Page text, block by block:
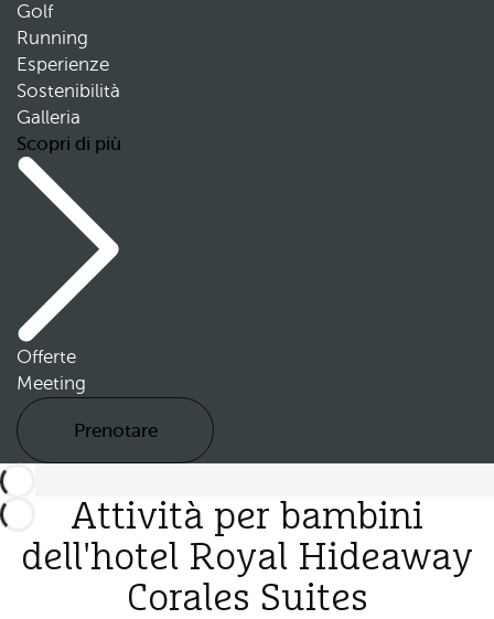
Golf
Running
Esperienze
Sostenibilità
Galleria
Scopri di più
Offerte
Meeting
Prenotare
Attività per bambini
dell'hotel Royal Hideaway
Corales Suites